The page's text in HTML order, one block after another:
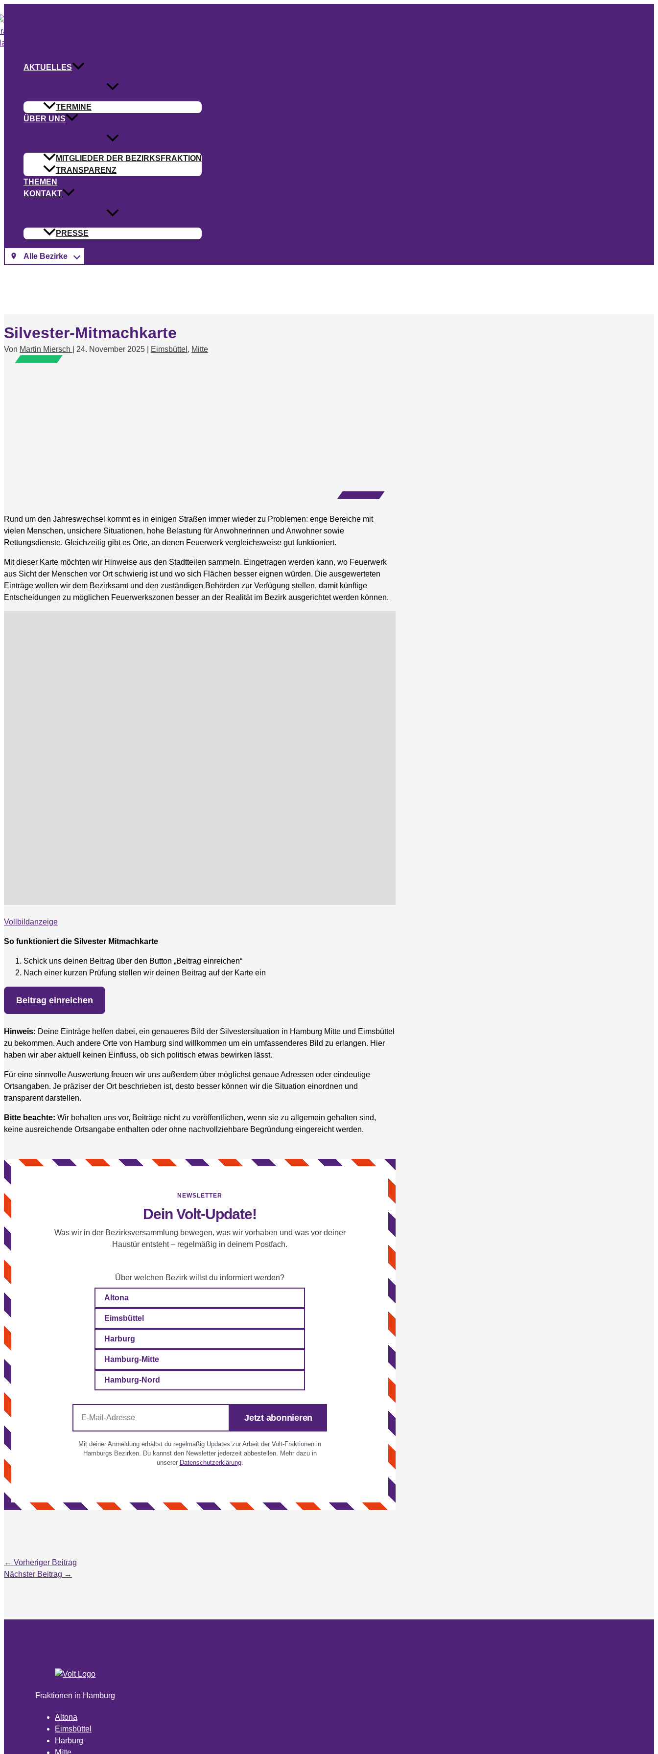
Inhalt
springen
AKTUELLES
TERMINE
ÜBER UNS
MITGLIEDER DER BEZIRKSFRAKTION
TRANSPARENZ
THEMEN
KONTAKT
PRESSE
Silvester-Mitmachkarte
Von Martin Miersch 24. November 2025 Eimsbüttel , Mitte
Rund um den Jahreswechsel kommt es in einigen Straßen immer wieder zu Problemen: enge Bereiche mit
vielen Menschen, unsichere Situationen, hohe Belastung für Anwohnerinnen und Anwohner sowie
Rettungsdienste. Gleichzeitig gibt es Orte, an denen Feuerwerk vergleichsweise gut funktioniert.
Mit dieser Karte möchten wir Hinweise aus den Stadtteilen sammeln. Eingetragen werden kann, wo Feuerwerk
aus Sicht der Menschen vor Ort schwierig ist und wo sich Flächen besser eignen würden. Die ausgewerteten
Einträge wollen wir dem Bezirksamt und den zuständigen Behörden zur Verfügung stellen, damit künftige
Entscheidungen zu möglichen Feuerwerkszonen besser an der Realität im Bezirk ausgerichtet werden können.
Vollbildanzeige
So funktioniert die Silvester Mitmachkarte
Schick uns deinen Beitrag über den Button „Beitrag einreichen“
Nach einer kurzen Prüfung stellen wir deinen Beitrag auf der Karte ein
Beitrag einreichen
Hinweis: Deine Einträge helfen dabei, ein genaueres Bild der Silvestersituation in Hamburg Mitte und Eimsbüttel
zu bekommen. Auch andere Orte von Hamburg sind willkommen um ein umfassenderes Bild zu erlangen. Hier
haben wir aber aktuell keinen Einfluss, ob sich politisch etwas bewirken lässt.
Für eine sinnvolle Auswertung freuen wir uns außerdem über möglichst genaue Adressen oder eindeutige
Ortsangaben. Je präziser der Ort beschrieben ist, desto besser können wir die Situation einordnen und
transparent darstellen.
Bitte beachte: Wir behalten uns vor, Beiträge nicht zu veröffentlichen, wenn sie zu allgemein gehalten sind,
keine ausreichende Ortsangabe enthalten oder ohne nachvollziehbare Begründung eingereicht werden.
NEWSLETTER
Dein Volt-Update!
Was wir in der Bezirksversammlung bewegen, was wir vorhaben und was vor deiner
Haustür entsteht – regelmäßig in deinem Postfach.
Über welchen Bezirk willst du informiert werden?
Altona
Eimsbüttel
Harburg
Hamburg-Mitte
Hamburg-Nord
Mail-
Adresse
Jetzt abonnieren
Mit deiner Anmeldung erhältst du regelmäßig Updates zur Arbeit der Volt-Fraktionen in
Hamburgs Bezirken. Du kannst den Newsletter jederzeit abbestellen. Mehr dazu in
unserer Datenschutzerklärung.
← Vorheriger Beitrag
Nächster Beitrag →
Fraktionen in Hamburg
Altona
Eimsbüttel
Harburg
Mitte